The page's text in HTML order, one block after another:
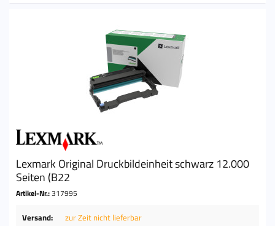
Lexmark Original Druckbildeinheit schwarz 12.000
Seiten (B22
Artikel-Nr.:317995
Versand:
zur Zeit nicht lieferbar